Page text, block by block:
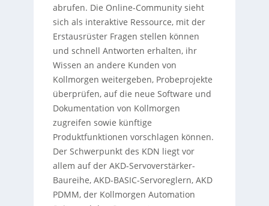
abrufen. Die Online-Community sieht
sich als interaktive Ressource, mit der
Erstausrüster Fragen stellen können
und schnell Antworten erhalten, ihr
Wissen an andere Kunden von
Kollmorgen weitergeben, Probeprojekte
überprüfen, auf die neue Software und
Dokumentation von Kollmorgen
zugreifen sowie künftige
Produktfunktionen vorschlagen können.
Der Schwerpunkt des KDN liegt vor
allem auf der AKD-Servoverstärker-
Baureihe, AKD-BASIC-Servoreglern, AKD
PDMM, der Kollmorgen Automation